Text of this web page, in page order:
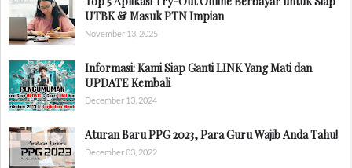
UTBK & Masuk PTN Impian
November 13, 2025
Informasi: Kami Siap Ganti LINK Yang Mati dan
UPDATE Kembali
December 13, 2024
Aturan Baru PPG 2023, Para Guru Wajib Anda Tahu!
December 03, 2022